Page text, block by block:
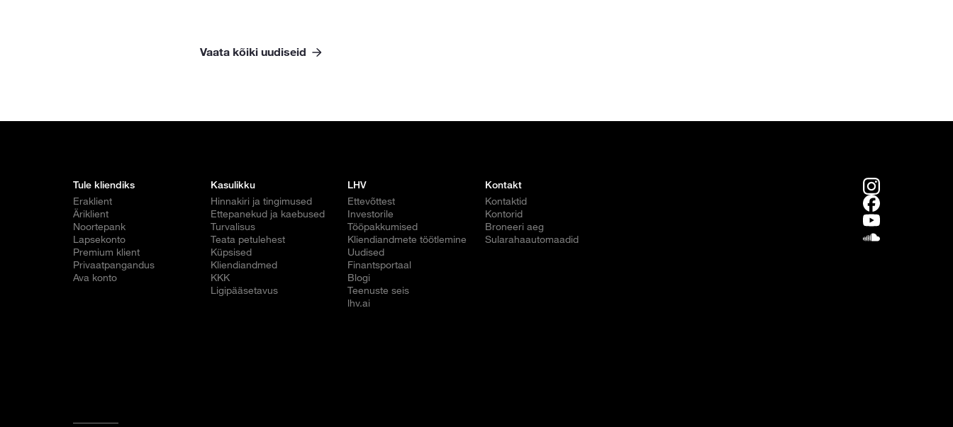
Vaata kõiki uudiseid
Tule kliendiks
Eraklient
Äriklient
Noortepank
Lapsekonto
Premium klient
Privaatpangandus
Ava konto
Kasulikku
Hinnakiri ja tingimused
Ettepanekud ja kaebused
Turvalisus
Teata petulehest
Küpsised
Kliendiandmed
KKK
Ligipääsetavus
LHV
Ettevõttest
Investorile
Tööpakkumised
Kliendiandmete töötlemine
Uudised
Finantsportaal
Blogi
Teenuste seis
lhv.ai
Kontakt
Kontaktid
Kontorid
Broneeri aeg
Sularahaautomaadid